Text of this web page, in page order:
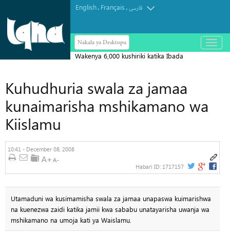
English. Français.فارسی
Nakala ya Desktopu
باز
و
Wakenya 6,000 kushiriki katika Ibada
Kuhudhuria swala za jamaa
kunaimarisha mshikamano wa
Kiislamu
10:41 - December 08, 2008
Habari ID: 1717157
Utamaduni wa kusimamisha swala za jamaa unapaswa kuimarishwa
na kuenezwa zaidi katika jamii kwa sababu unatayarisha uwanja wa
mshikamano na umoja kati ya Waislamu.